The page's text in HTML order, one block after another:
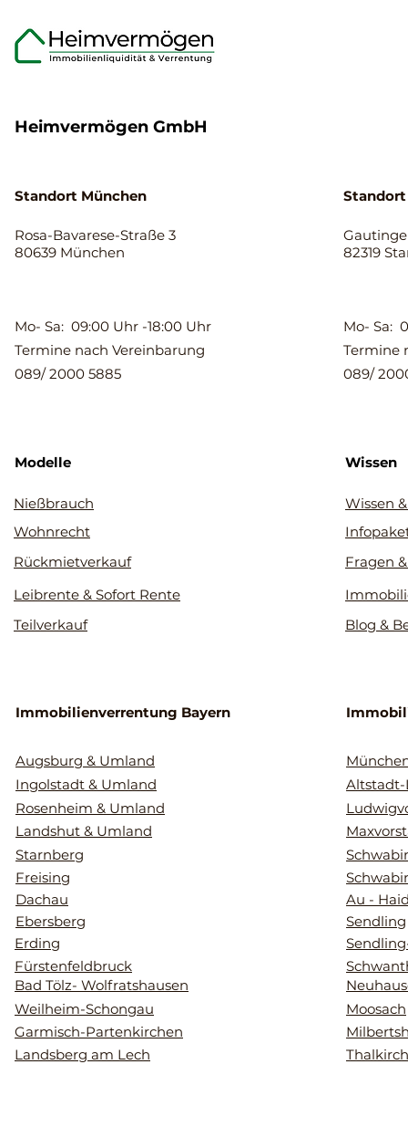
wissen sollten.
Heimvermögen GmbH
Standort München
Rosa-Bavarese-Straße 3
80639 München
82319
Mo- Sa: 09:00 Uhr -18:00 Uhr
Termine nach Vereinbarung
089/ 2000 5885
Modelle
Nießbrauch
Wohnrecht
Rückmietverkauf
Leibrente & Sofort Rente
Teilverkauf
Immobilienverrentung Bayern
Augsburg & Umland
Ingolstadt & Umland
Rosenheim & Umland
Landshut & Umland
Starnberg
Freising
Dachau
Ebersberg
Erding
Fürstenfeldbruck
Bad Tölz- Wolfratshausen
Weilheim-Schongau
Garmisch-Partenkirchen
Landsberg am Lech
Mo- Sa:
Termine
089/
Wissen
Wissen
Fragen
Blog &
Altstadt-
Au -
Sendling
Moosach